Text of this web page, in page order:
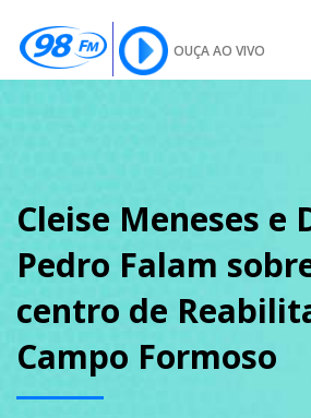
OUÇA AO VIVO
SOBRE
PODCAST
Cleise Meneses e
Pedro Falam
centro de
Campo Formoso